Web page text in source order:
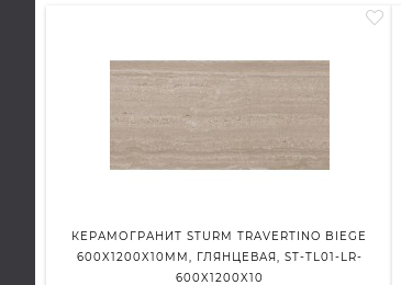
КЕРАМОГРАНИТ STURM TRAVERTINO BIEGE
600X1200X10ММ, ГЛЯНЦЕВАЯ, ST-TL01-LR-
600X1200X10